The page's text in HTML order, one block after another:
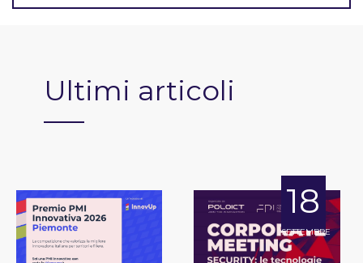
Ultimi articoli
18
SETTEMBRE